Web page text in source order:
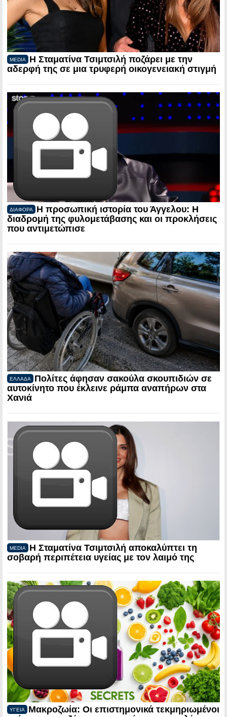
MEDIA
Η Σταματίνα Τσιμτσιλή ποζάρει με την
αδερφή της σε μια τρυφερή οικογενειακή στιγμή
ΔΙΑΦΟΡΑ
Η προσωπική ιστορία του Άγγελου: Η
διαδρομή της φυλομετάβασης και οι προκλήσεις
που αντιμετώπισε
ΕΛΛΑΔΑ
Πολίτες άφησαν σακούλα σκουπιδιών σε
αυτοκίνητο που έκλεινε ράμπα αναπήρων στα
Χανιά
MEDIA
Η Σταματίνα Τσιμτσιλή αποκαλύπτει τη
σοβαρή περιπέτεια υγείας με τον λαιμό της
ΥΓΕΙΑ
Μακροζωία: Οι επιστημονικά τεκμηριωμένοι